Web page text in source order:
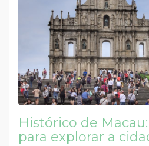
Histórico de
para explorar a